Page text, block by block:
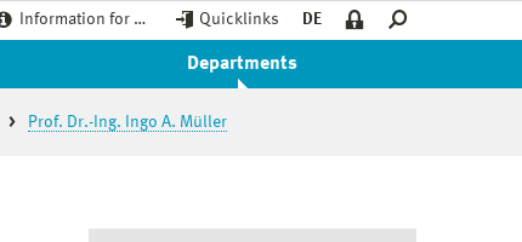
Information for … Quicklinks DE
Departments
Prof. Dr.-Ing. Ingo A. Müller